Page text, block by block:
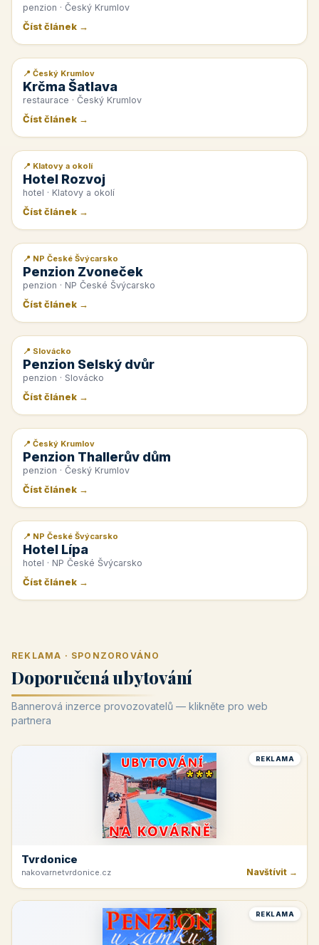
penzion · Český Krumlov
Číst článek →
📰 PR článek
📍 Český Krumlov
Krčma Šatlava
restaurace · Český Krumlov
Číst článek →
📰 PR článek
📍 Klatovy a okolí
Hotel Rozvoj
hotel · Klatovy a okolí
Číst článek →
📰 PR článek
📍 NP České Švýcarsko
Penzion Zvoneček
penzion · NP České Švýcarsko
Číst článek →
📰 PR článek
📍 Slovácko
Penzion Selský dvůr
penzion · Slovácko
Číst článek →
📰 PR článek
📍 Český Krumlov
Penzion Thallerův dům
penzion · Český Krumlov
Číst článek →
📰 PR článek
📍 NP České Švýcarsko
Hotel Lípa
hotel · NP České Švýcarsko
Číst článek →
REKLAMA · SPONZOROVÁNO
Doporučená ubytování
Bannerová inzerce provozovatelů — klikněte pro web
partnera
REKLAMA
Tvrdonice
nakovarnetvrdonice.cz Navštívit →
REKLAMA